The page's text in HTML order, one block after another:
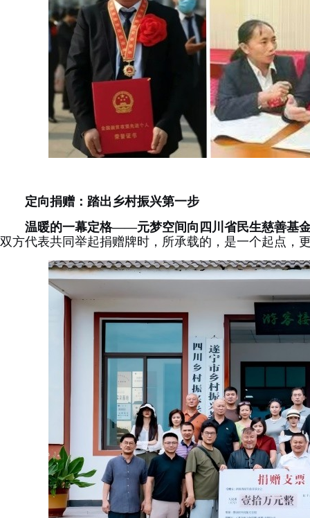
定向捐赠： 踏出乡村振兴第一步
温暖的一幕定格——元梦空间向四川省民生慈善基
双方代表共同举起捐赠牌时，所承载的，是一个起点，